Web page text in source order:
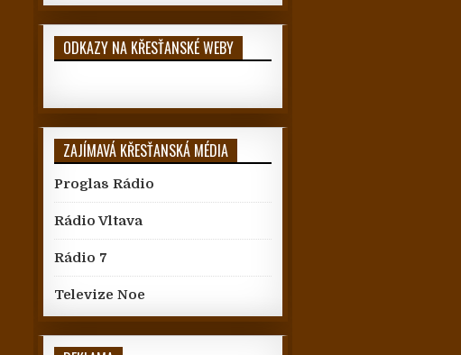
ODKAZY NA KŘESŤANSKÉ WEBY
ZAJÍMAVÁ KŘESŤANSKÁ MÉDIA
Proglas Rádio
Rádio Vltava
Rádio 7
Televize Noe